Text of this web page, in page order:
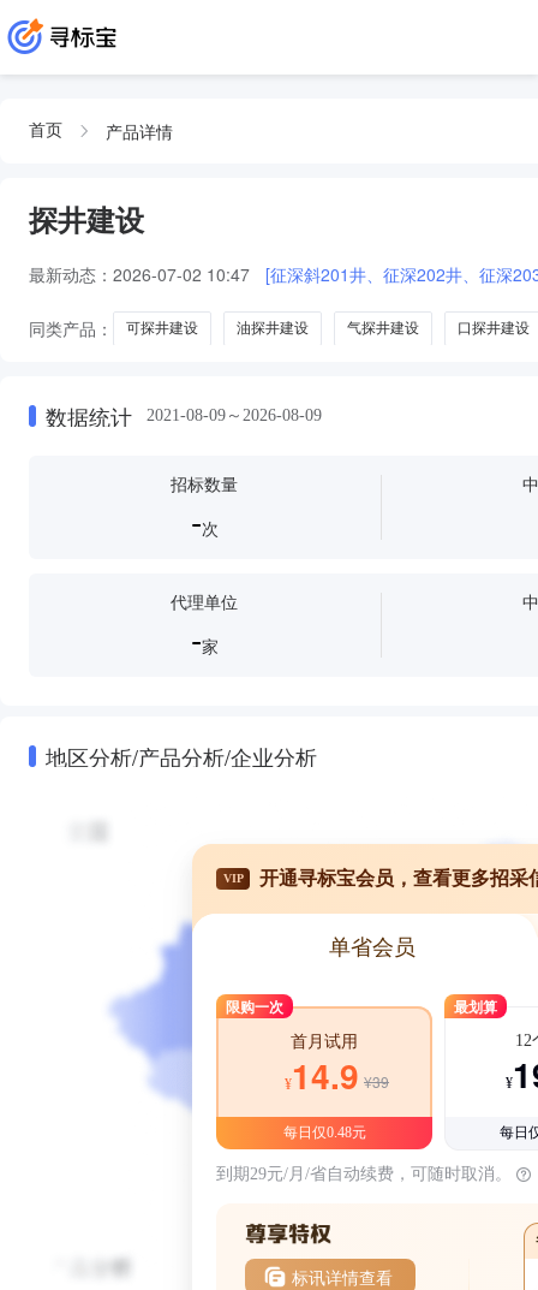
首页 产品详情
探井建设
最新动态： 2026-07-02 10:47 [征深斜201井、征深202井、征深
同类产品： 可探井建设 油探井建设 气探井建设 口探井建设
数据统计 2021-08-09～2026-08-09
招标数量
-次
代理单位
-家
地区分析/产品分析/企业分析
VIP 开通寻标宝会员，查看更多招采
单省会员
限购一次
首月试用
¥14.9 ¥39
每日仅0.48元
最划算
12
¥
每日
到期29元/月/省自动续费，可随时取消。
标讯详情查看